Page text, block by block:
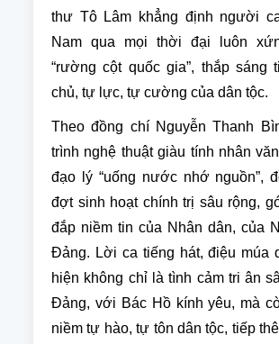
thư Tô Lâm khẳng định người
Nam qua mọi thời đại luôn
“rường cột quốc gia”, thắp sáng
chủ, tự lực, tự cường của dân tộc.
Theo đồng chí Nguyễn Thanh
trình nghệ thuật giàu tính nhân
đạo lý “uống nước nhớ nguồn”,
đợt sinh hoạt chính trị sâu rộng,
đắp niềm tin của Nhân dân, của
Đảng. Lời ca tiếng hát, điệu múa
hiện không chỉ là tình cảm tri ân
Đảng, với Bác Hồ kính yêu, mà
niềm tự hào, tự tôn dân tộc, tiếp